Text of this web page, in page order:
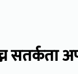
सतर्कता